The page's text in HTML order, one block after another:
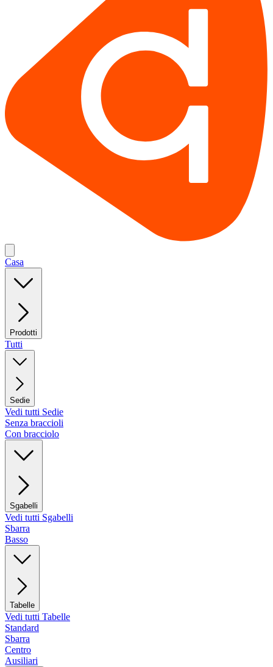
Casa
Prodotti
Tutti
Sedie
Vedi tutti Sedie
Senza braccioli
Con bracciolo
Sgabelli
Vedi tutti Sgabelli
Sbarra
Basso
Tabelle
Vedi tutti Tabelle
Standard
Sbarra
Centro
Ausiliari